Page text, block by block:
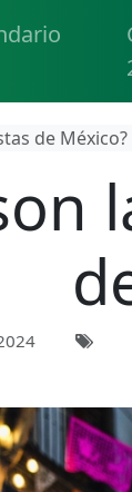
de México?